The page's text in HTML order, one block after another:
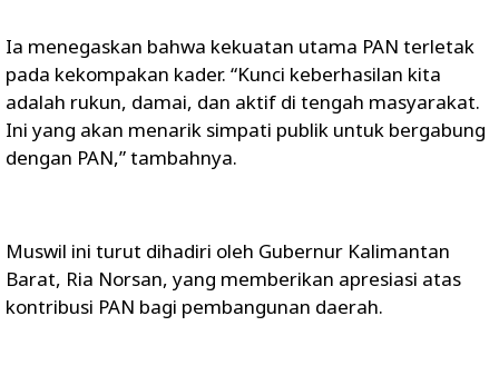
Ia menegaskan bahwa kekuatan utama PAN terletak
pada kekompakan kader. “Kunci keberhasilan kita
adalah rukun, damai, dan aktif di tengah masyarakat.
Ini yang akan menarik simpati publik untuk bergabung
dengan PAN,” tambahnya.
Muswil ini turut dihadiri oleh Gubernur Kalimantan
Barat, Ria Norsan, yang memberikan apresiasi atas
kontribusi PAN bagi pembangunan daerah.